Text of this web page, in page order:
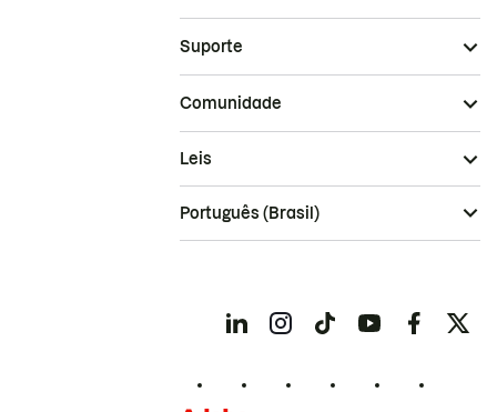
Suporte
Comunidade
Leis
Português (Brasil)